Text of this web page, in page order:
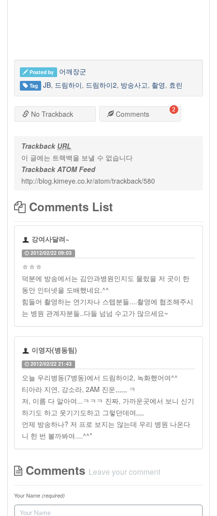
Posted by 어깨장군
Tag JB, 드림하이, 드림하이2, 방송사고, 촬영, 효린
No Trackback Comments 2
Trackback URL
이 글에는 트랙백을 보낼 수 없습니다
Trackback ATOM Feed
http://blog.kimeye.co.kr/atom/trackback/580
Comments List
강여사달려~
2012/02/22 09:03
ㅎㅎㅎ
덕분에 방송에서는 김안과병원인지도 몰랐을 저 곳이 한
동안 인터넷을 도배했네요.^^
힘들어 촬영하는 연기자나 스텝분들....촬영에 협조해주시
는 병원 관계자분들..다들 넘넘 수고가 많으세요~
이영자(병동팀)
2012/02/22 21:43
오늘 우리병동(7병동)에서 드림하이2, 녹화했어여^^
티아라 지연, 강소라, 2AM 진운,,,,,, ㅋ
저, 이름 다 알아여...ㅋㅋㅋ 진짜, 가까운곳에서 보니 신기
하기도 하고 웃기기도하고 그렇던데여,,,,
언제 방송하나? 저 프로 보지는 않는데 우리 병원 나온다
니 한 번 볼까봐여....^^*
Comments Leave your comment
Your Name (required)